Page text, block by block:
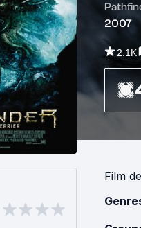
2007
2.1K
Film de